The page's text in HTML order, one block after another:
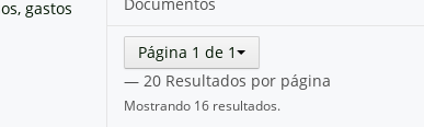
gastos
Página 1 de 1
— 20 Resultados por página
Mostrando 16 resultados.